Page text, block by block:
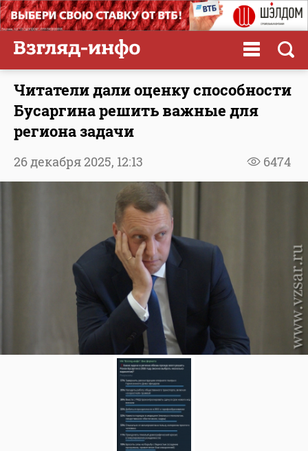
Читатели дали оценку способности
Бусаргина решить важные для
региона задачи
6474
26 декабря 2025, 12:13